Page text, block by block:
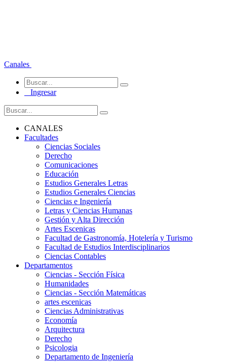
Canales
Ingresar
CANALES
Facultades
Ciencias Sociales
Derecho
Comunicaciones
Educación
Estudios Generales Letras
Estudios Generales Ciencias
Ciencias e Ingeniería
Letras y Ciencias Humanas
Gestión y Alta Dirección
Artes Escenicas
Facultad de Gastronomía, Hotelería y Turismo
Facultad de Estudios Interdisciplinarios
Ciencias Contables
Departamentos
Ciencias - Sección Física
Humanidades
Ciencias - Sección Matemáticas
artes escenicas
Ciencias Administrativas
Economía
Arquitectura
Derecho
Psicologia
Departamento de Ingeniería